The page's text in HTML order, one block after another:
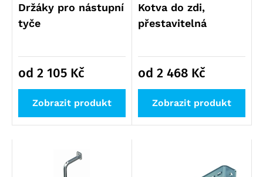
Držáky pro nástupní
tyče
od 2 105 Kč
Zobrazit produkt
Kotva do zdi,
přestavitelná
od 2 468 Kč
Zobrazit produkt